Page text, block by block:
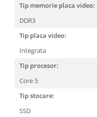
Tip memorie placa video:
DDR3
Tip placa video:
Integrata
Tip procesor:
Core 5
Tip stocare:
SSD